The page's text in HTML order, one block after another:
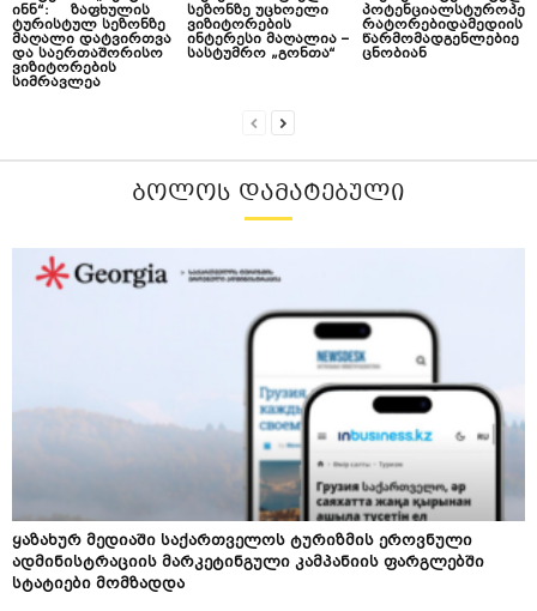
ინნ“: ზაფხულის
ტურისტულ სეზონზე
მაღალი დატვირთვა
და საერთაშორისო
ვიზიტორების
სიმრავლეა
სეზონზე უცხოელი
ვიზიტორების
ინტერესი მაღალია –
სასტუმრო „გონთა“
პოტენციალსტუროპე
რატორებიდამედიის
წარმომადგენლებიე
ცნობიან
ᲑᲝᲚᲝᲡ ᲓᲐᲛᲐᲢᲔᲑᲣᲚᲘ
ყაზახურ მედიაში საქართველოს ტურიზმის ეროვნული
ადმინისტრაციის მარკეტინგული კამპანიის ფარგლებში
სტატიები მომზადდა